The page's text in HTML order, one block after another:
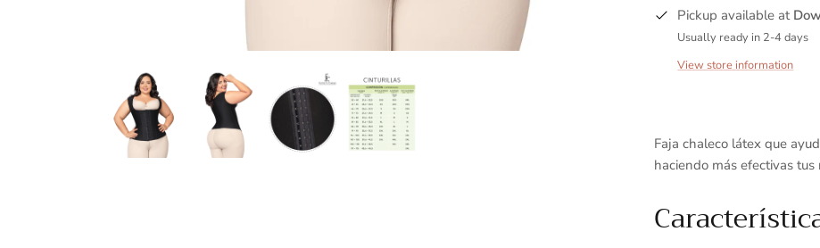
Pickup available at
Usually ready in 2-4 days
View store information
Faja chaleco látex que
haciendo más efectivas tus